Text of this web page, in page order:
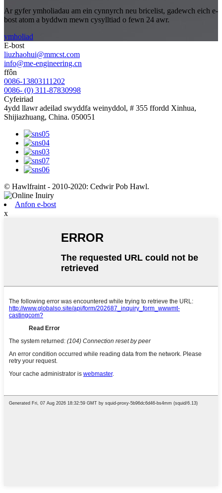
Ar gyfer ymholiadau am ein cynnyrch neu bricelist, gadewch eich e-
bost atom a byddwn mewn cysylltiad o fewn 24 awr.
ymholiad
E-bost
liuzhaohui@mmcst.com
info@me-engineering.cn
ffôn
0086-13803111202
0086- (0) 311-87830998
Cyfeiriad
4ydd llawr adeilad swyddfa weinyddol, # 355 ffordd Xinhua,
Shijiazhuang, China. 050051
© Hawlfraint - 2010-2020: Cedwir Pob Hawl.
Anfon e-bost
x